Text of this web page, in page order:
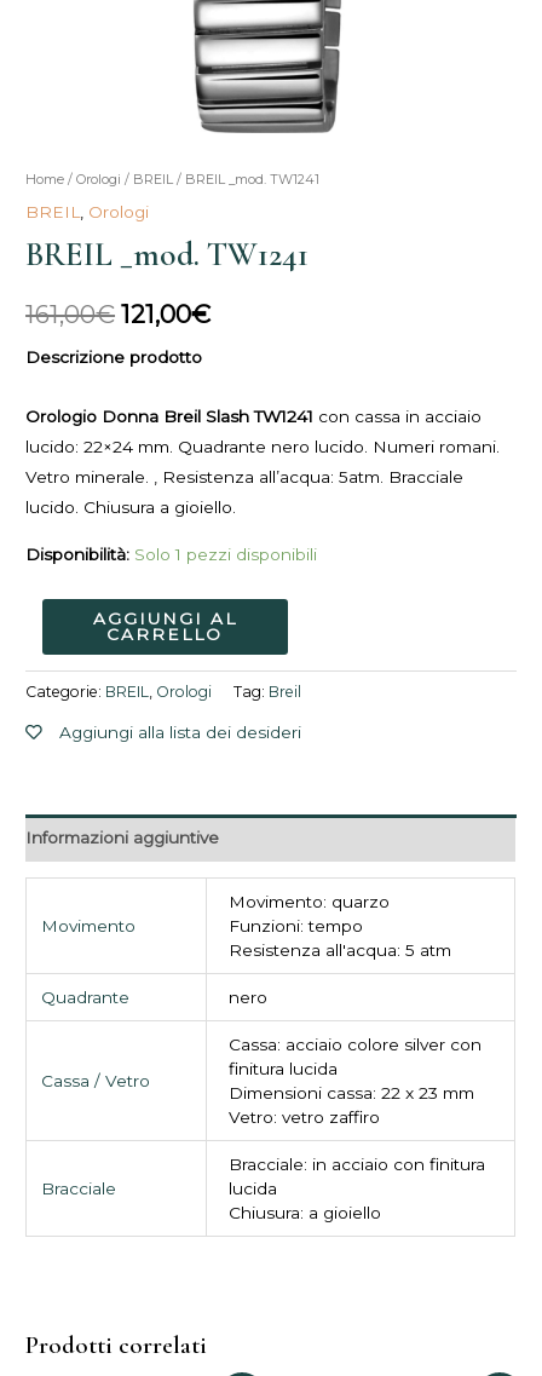
Home /Orologi / BREIL / BREIL _mod. TW1241
BREIL Orologi
BREIL _mod. TW1241
161,00€
Il
prezzo
era:
161,00€.
121,00€
Il
attuale
è:
Descrizione prodotto
Orologio Donna Breil Slash TW1241 con cassa in acciaio
lucido: 22×24 mm. Quadrante nero lucido. Numeri romani.
Vetro minerale. , Resistenza all’acqua: 5atm. Bracciale
lucido. Chiusura a gioiello.
Disponibilità: Solo 1 pezzi disponibili
BREIL
_mod.
TW1241
quantità
AGGIUNGI AL
CARRELLO
Categorie: BREIL, Orologi Tag: Breil
Aggiungi alla lista dei desideri
Informazioni aggiuntive
Movimento
Movimento: quarzo
Funzioni: tempo
Resistenza all'acqua: 5 atm
Quadrante nero
Cassa / Vetro
Cassa: acciaio colore silver con
finitura lucida
Dimensioni cassa: 22 x 23 mm
Vetro: vetro zaffiro
Bracciale
Bracciale: in acciaio con finitura
lucida
Chiusura: a gioiello
Prodotti correlati